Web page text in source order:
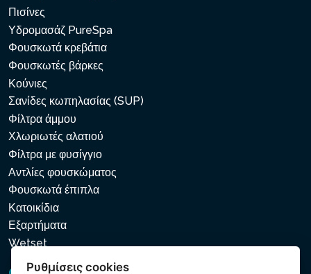
Πισίνες
Υδρομασάζ PureSpa
Φουσκωτά κρεβάτια
Φουσκωτές βάρκες
Κούνιες
Σανίδες κωπηλασίας (SUP)
Φίλτρα άμμου
Χλωριωτές αλατιού
Φίλτρα με φυσίγγιο
Αντλίες φουσκώματος
Φουσκωτά έπιπλα
Κατοικίδια
Εξαρτήματα
Wetset
Ρυθμίσεις cookies